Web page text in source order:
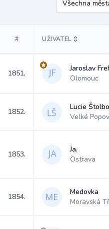
# UŽIVATEL
1851.
Jaroslav
Olomouc
1852.
Lucie
Velké
1853.
Ja.
Ostrava
1854.
Medovka
Moravská